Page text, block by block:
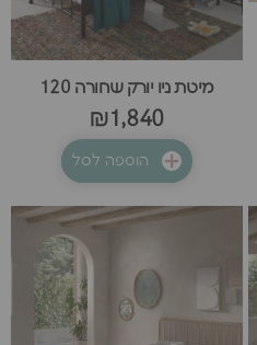
מיטת ניו יורק שחורה 120
₪1,840
הוספה לסל